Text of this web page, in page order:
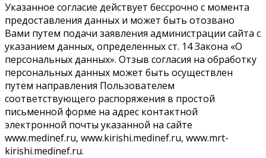
Указанное согласие действует бессрочно с момента
предоставления данных и может быть отозвано
Вами путем подачи заявления администрации сайта с
указанием данных, определенных ст. 14 Закона «О
персональных данных». Отзыв согласия на обработку
персональных данных может быть осуществлен
путем направления Пользователем
соответствующего распоряжения в простой
письменной форме на адрес контактной
электронной почты указанной на сайте
www.medinef.ru, www.kirishi.medinef.ru, www.mrt-
kirishi.medinef.ru.